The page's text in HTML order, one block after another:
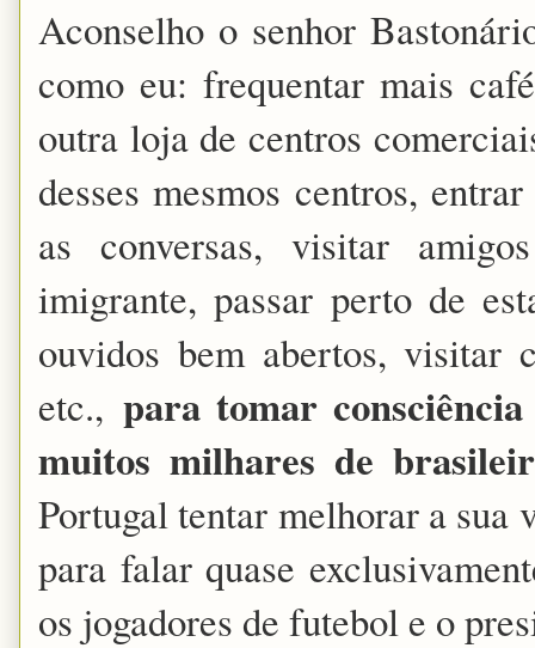
Aconselho o senhor
como eu: frequentar mais
outra loja de centros
desses mesmos centros,
as conversas, visitar
imigrante, passar perto de
ouvidos bem abertos, visitar
etc., para tomar
muitos milhares de
Portugal tentar melhorar a sua
para falar quase
os jogadores de futebol e o